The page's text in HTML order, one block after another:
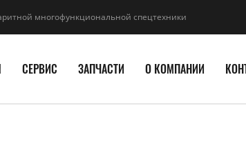
многофункциональной спецтехники
СЕРВИС ЗАПЧАСТИ О КОМПАНИИ